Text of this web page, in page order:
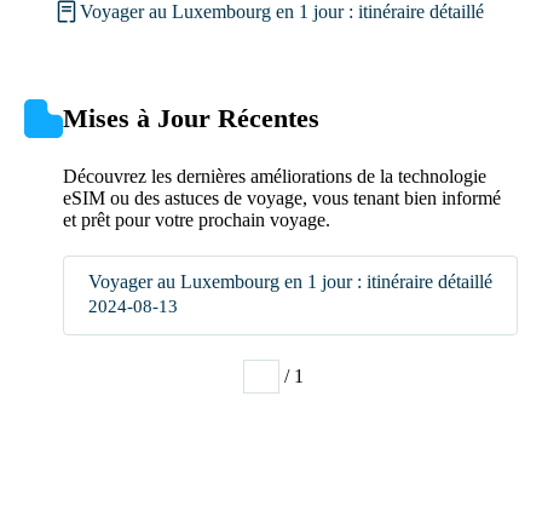
Voyager au Luxembourg en 1 jour : itinéraire détaillé
Mises à Jour Récentes
Découvrez les dernières améliorations de la technologie
eSIM ou des astuces de voyage, vous tenant bien informé
et prêt pour votre prochain voyage.
Voyager au Luxembourg en 1 jour : itinéraire détaillé
2024-08-13
/ 1